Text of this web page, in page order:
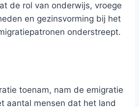
de rol van onderwijs, vroege
en gezinsvorming bij het
onderstreept.
toenam, nam de emigratie
aantal mensen dat het land